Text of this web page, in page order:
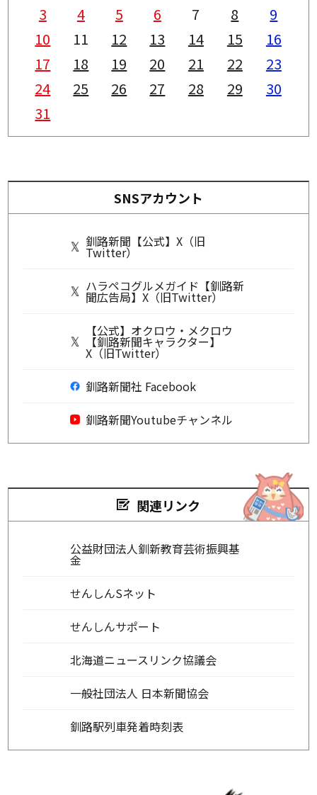
3
4 5 6 7 8
9
10
11 12 13 14 15
16
17
18 19 20 21 22
23
24
25 26 27 28 29
30
31
SNSアカウント
釧路新聞【公式】X（旧
Twitter）
ハラペコグルメガイド【釧路新
聞広告局】X（旧Twitter）
【公式】オクロウ・メクロウ
【釧路新聞キャラクター】
X（旧Twitter）
釧路新聞社 Facebook
釧路新聞Youtubeチャンネル
関連リンク
公益財団法人釧新教育芸術振興基
金
せんしんSネット
せんしんサポート
北海道ニュースリンク協議会
一般社団法人 日本新聞協会
釧路駅列車発着時刻表